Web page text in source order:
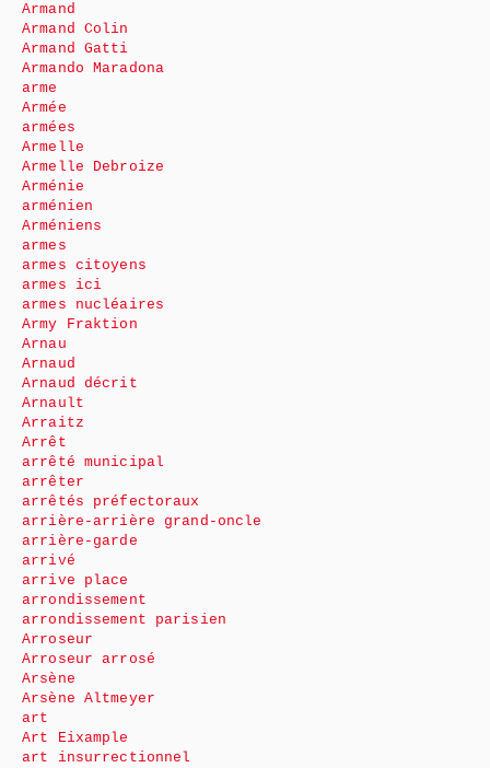
Armand
Armand Colin
Armand Gatti
Armando Maradona
arme
Armée
armées
Armelle
Armelle Debroize
Arménie
arménien
Arméniens
armes
armes citoyens
armes ici
armes nucléaires
Army Fraktion
Arnau
Arnaud
Arnaud décrit
Arnault
Arraitz
Arrêt
arrêté municipal
arrêter
arrêtés préfectoraux
arrière-arrière grand-oncle
arrière-garde
arrivé
arrive place
arrondissement
arrondissement parisien
Arroseur
Arroseur arrosé
Arsène
Arsène Altmeyer
art
Art Eixample
art insurrectionnel